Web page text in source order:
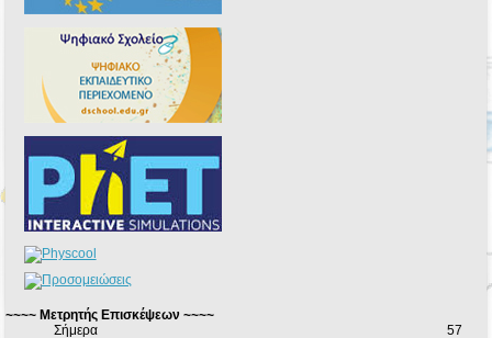
~~~~ Μετρητής Επισκέψεων ~~~~
Σήμερα
57